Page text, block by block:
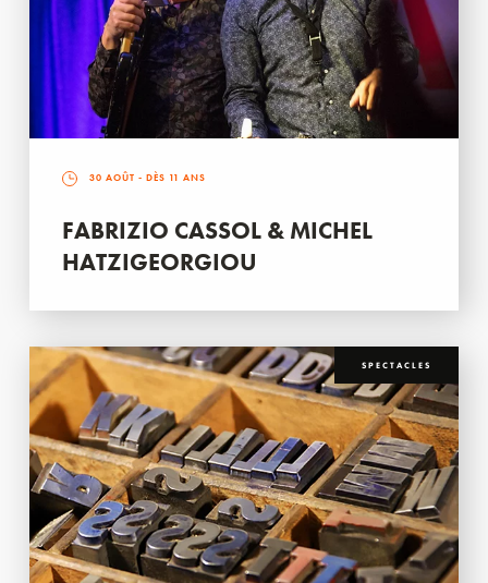
30 AOÛT - DÈS 11 ANS
FABRIZIO CASSOL & MICHEL
HATZIGEORGIOU
SPECTACLES